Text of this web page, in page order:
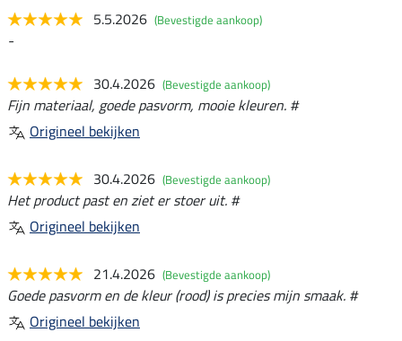
5.5.2026 (Bevestigde aankoop)
-
30.4.2026 (Bevestigde aankoop)
Fijn materiaal, goede pasvorm, mooie kleuren. #
Origineel bekijken
30.4.2026 (Bevestigde aankoop)
Het product past en ziet er stoer uit. #
Origineel bekijken
21.4.2026 (Bevestigde aankoop)
Goede pasvorm en de kleur (rood) is precies mijn smaak. #
Origineel bekijken